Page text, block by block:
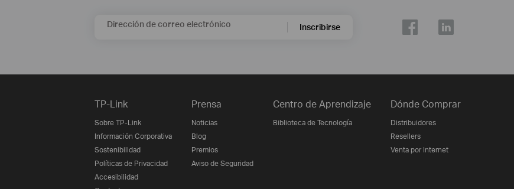
Dirección de correo electrónico Inscribirse
TP-Link
Sobre TP-Link
Información Corporativa
Sostenibilidad
Políticas de Privacidad
Accesibilidad
Prensa
Noticias
Blog
Premios
Aviso de Seguridad
Centro de Aprendizaje
Biblioteca de Tecnología
Dónde Comprar
Distribuidores
Resellers
Venta por Internet